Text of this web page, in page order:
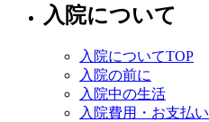
入院について
入院についてTOP
入院の前に
入院中の生活
入院費用・お支払い